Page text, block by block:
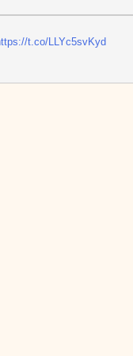
t.co/LLYc5svKyd